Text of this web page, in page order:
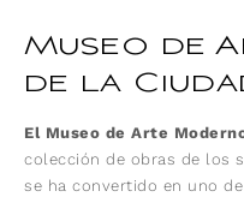
Museo de
de la
El Museo de Arte
colección de obras de los
se ha convertido en uno